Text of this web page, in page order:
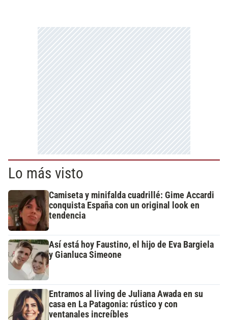
Lo más visto
Camiseta y minifalda cuadrillé: Gime Accardi
conquista España con un original look en
tendencia
Así está hoy Faustino, el hijo de Eva Bargiela
y Gianluca Simeone
Entramos al living de Juliana Awada en su
casa en La Patagonia: rústico y con
ventanales increíbles